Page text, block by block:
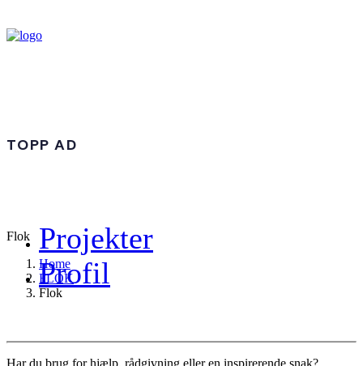
Projekter
Profil
TOPP AD
Flok
Home
FLOK
Flok
Har du brug for hjælp, rådgivning eller en inspirerende snak?